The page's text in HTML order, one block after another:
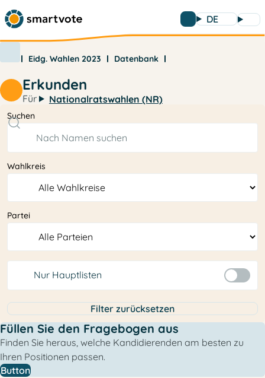
DE
Eidg. Wahlen 2023 Datenbank
Erkunden
Für Nationalratswahlen (NR)
Suchen
Wahlkreis
Partei
Nur Hauptlisten
Filter zurücksetzen
Füllen Sie den Fragebogen aus
Finden Sie heraus, welche Kandidierenden am besten zu
Ihren Positionen passen.
Button